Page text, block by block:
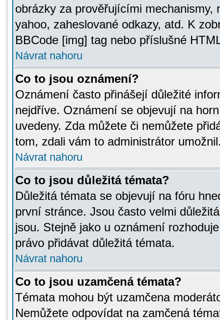
obrázky za prověřujícími mechanismy,
yahoo, zaheslované odkazy, atd. K
BBCode [img] tag nebo příslušné
Návrat nahoru
Co to jsou oznámení?
Oznámení často přinášejí důležité
nejdříve. Oznámení se objevují na
uvedeny. Zda můžete či nemůžete
tom, zdali vám to administrátor
Návrat nahoru
Co to jsou důležitá témata?
Důležitá témata se objevují na fóru
první stránce. Jsou často velmi
jsou. Stejně jako u oznámení
právo přidávat důležitá témata.
Návrat nahoru
Co to jsou uzamčená témata?
Témata mohou být uzamčena
Nemůžete odpovídat na zamčená